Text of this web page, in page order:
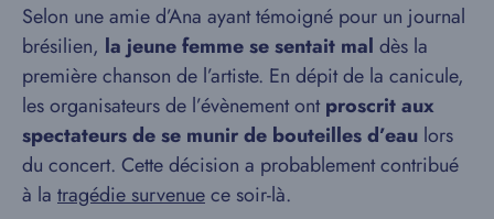
Selon une amie d’Ana ayant témoigné pour un journal
brésilien, la jeune femme se sentait mal dès la
première chanson de l’artiste. En dépit de la canicule,
les organisateurs de l’évènement ontproscrit aux
spectateurs de se munir de bouteilles d’eau lors
du concert. Cette décision a probablement contribué
à la tragédie survenuece soir-là.